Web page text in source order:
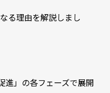
る理由を解説しまし
進」の各フェーズで展開